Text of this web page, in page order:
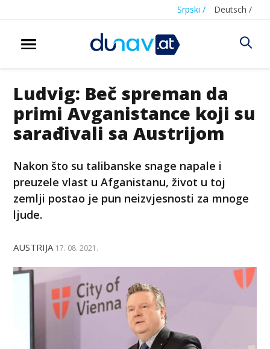
Srpski / Deutsch /
Ludvig: Beč spreman da
primi Avganistance koji su
sarađivali sa Austrijom
Nakon što su talibanske snage napale i
preuzele vlast u Afganistanu, život u toj
zemlji postao je pun neizvjesnosti za mnoge
ljude.
AUSTRIJA 17. 08. 2021.